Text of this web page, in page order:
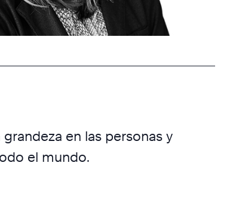
en las personas y
el mundo.